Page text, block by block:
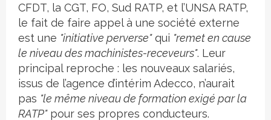
CFDT, la CGT, FO, Sud RATP, et l’UNSA RATP,
le fait de faire appel à une société externe
est une "initiative perverse"qui "remet en cause
le niveau des machinistes-receveurs". Leur
principal reproche : les nouveaux salariés,
issus de l’agence d’intérim Adecco, n’aurait
pas "le même niveau de formation exigé par la
RATP"pour ses propres conducteurs.